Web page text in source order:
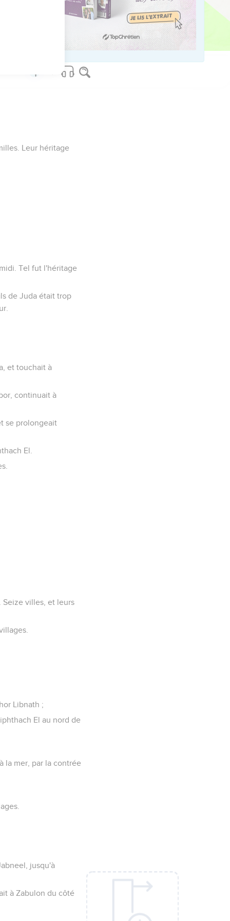
Tel fut
Leur héritage
Tel fut l'héritage
de Juda était trop
et touchait à
continuait à
se prolongeait
El.
Seize villes, et leurs
Libnath ;
El au nord de
la mer, par la contrée
jusqu'à
à Zabulon du côté